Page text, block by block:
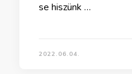
se hiszünk …
2022.06.04.